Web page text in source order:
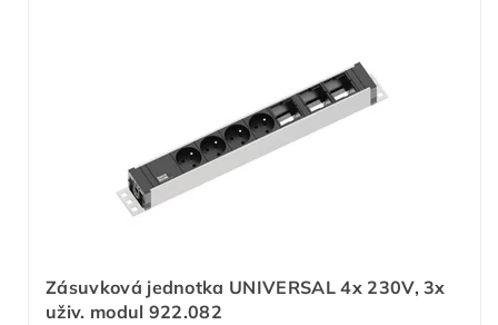
Zásuvková jednotka UNIVERSAL 4x 230V, 3x
uživ. modul 922.082